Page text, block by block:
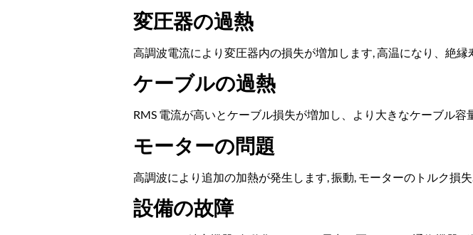
変圧器の過熱
高調波電流により変圧器内の損失が増加します, 高温になり、絶縁
ケーブルの過熱
RMS 電流が高いとケーブル損失が増加し、より大きなケーブル
モーターの問題
高調波により追加の加熱が発生します, 振動, モーターのトルク損
設備の故障